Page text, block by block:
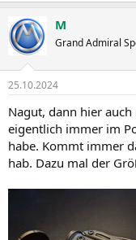
M
Grand Admiral
25.10.2024
Nagut, dann hier
eigentlich immer im
habe. Kommt immer
hab. Dazu mal der